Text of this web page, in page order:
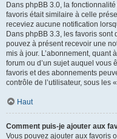
Dans phpBB 3.0, la
favoris était similaire à celle
receviez aucune notification
Dans phpBB 3.3, les favoris
pouvez à présent recevoir une
mis à jour. L’abonnement, quant
forum ou d’un sujet auquel vous
favoris et des abonnements
contrôle de l’utilisateur, sous les
Haut
Comment puis-je ajouter aux
Vous pouvez ajouter aux favoris